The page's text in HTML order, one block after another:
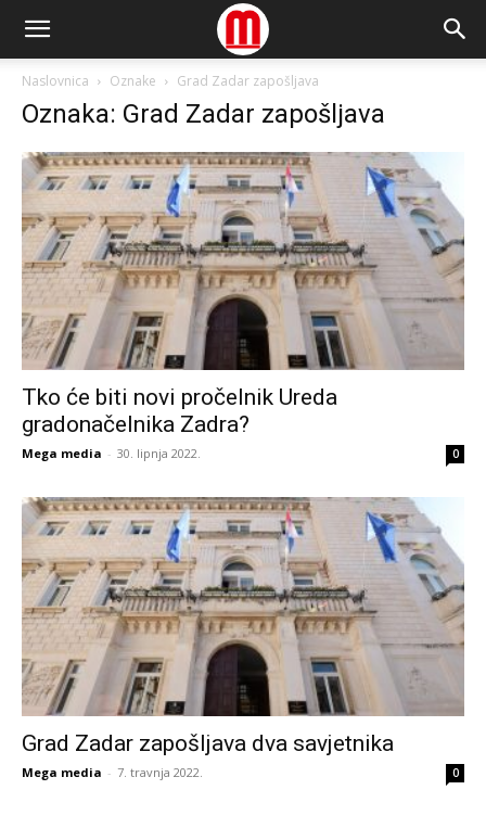
Naslovnica Oznake Grad Zadar zapošljava
Oznaka: Grad Zadar zapošljava
Tko će biti novi pročelnik Ureda
gradonačelnika Zadra?
Mega media - 30. lipnja 2022. 0
Grad Zadar zapošljava dva savjetnika
Mega media - 7. travnja 2022. 0